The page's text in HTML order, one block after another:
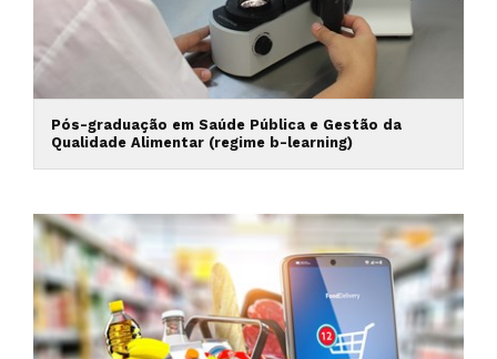
Pós-graduação em Saúde Pública e Gestão da
Qualidade Alimentar (regime b-learning)